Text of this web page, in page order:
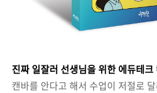
진짜 일잘러 선생님을 위한 에듀테크
캔바를 안다고 해서 수업이 저절로